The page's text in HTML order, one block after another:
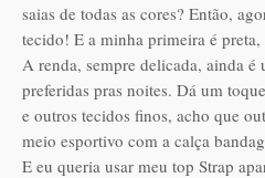
saias de todas as cores? Então,
tecido! E a minha primeira é
A renda, sempre delicada, ainda é
preferidas pras noites. Dá um
e outros tecidos finos, acho que
meio esportivo com a calça
E eu queria usar meu top Strap